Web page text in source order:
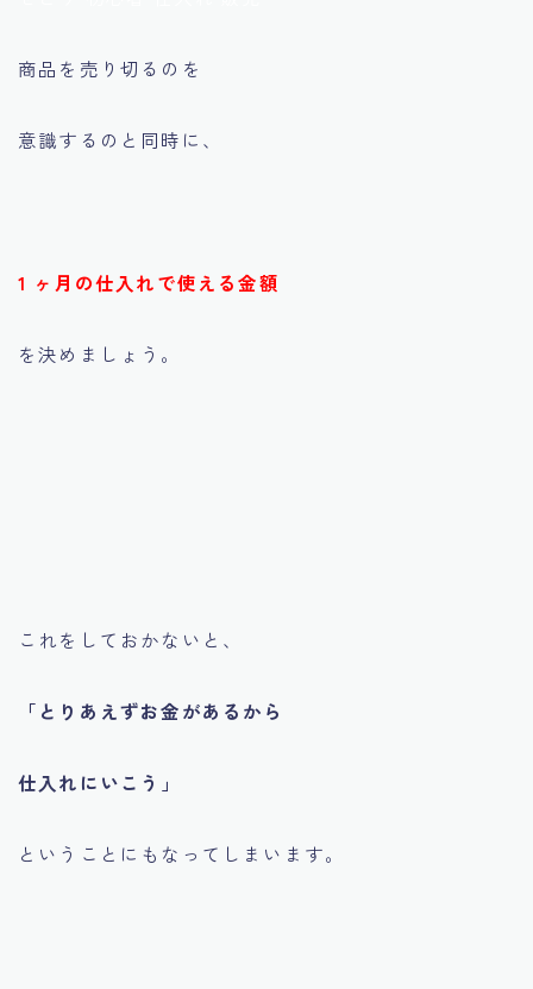
商品を売り切るのを
意識するのと同時に、
1 ヶ月の仕入れで使える金額
を決めましょう。
これをしておかないと、
「とりあえずお金があるから
仕入れにいこう」
ということにもなってしまいます。